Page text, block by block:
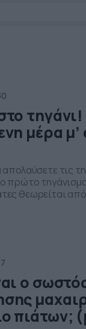
μέρα
τις
πρώτο
θεωρείται
ο
πιάτων;